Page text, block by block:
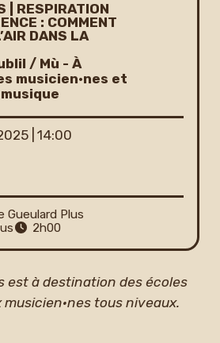
| RESPIRATION
: COMMENT
DANS LA
/ Mù - À
musicien·nes et
14:00
Gueulard Plus
2h00
est à destination des écoles
musicien·nes tous niveaux.